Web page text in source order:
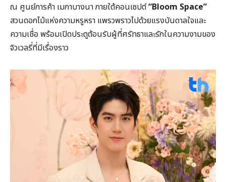
ณ ศูนย์การค้า เมกาบางนา ภายใต้คอนเซปต์“Bloom Space”
สวนดอกไม้แห่งความหรูหรา แพรวพราวไปด้วยแรงบันดาลใจและ
ความเชื่อ พร้อมเปิดประตูต้อนรับผู้ที่ศรัทธาและรักในความงามของ
จิวเวลรี่ที่มีเรื่องราว